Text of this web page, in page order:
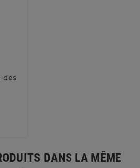
des
DANS LA MÊME